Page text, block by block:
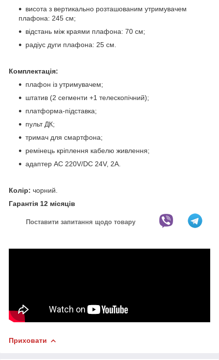
висота з вертикально розташованим утримувачем
плафона: 245 см;
відстань між краями плафона: 70 см;
радіус дуги плафона: 25 см.
Комплектація:
плафон із утримувачем;
штатив (2 сегменти +1 телескопічний);
платформа-підставка;
пульт ДК;
тримач для смартфона;
ремінець кріплення кабелю живлення;
адаптер AC 220V/DC 24V, 2A.
Колір: чорний.
Гарантія 12 місяців
Поставити запитання щодо товару
Приховати